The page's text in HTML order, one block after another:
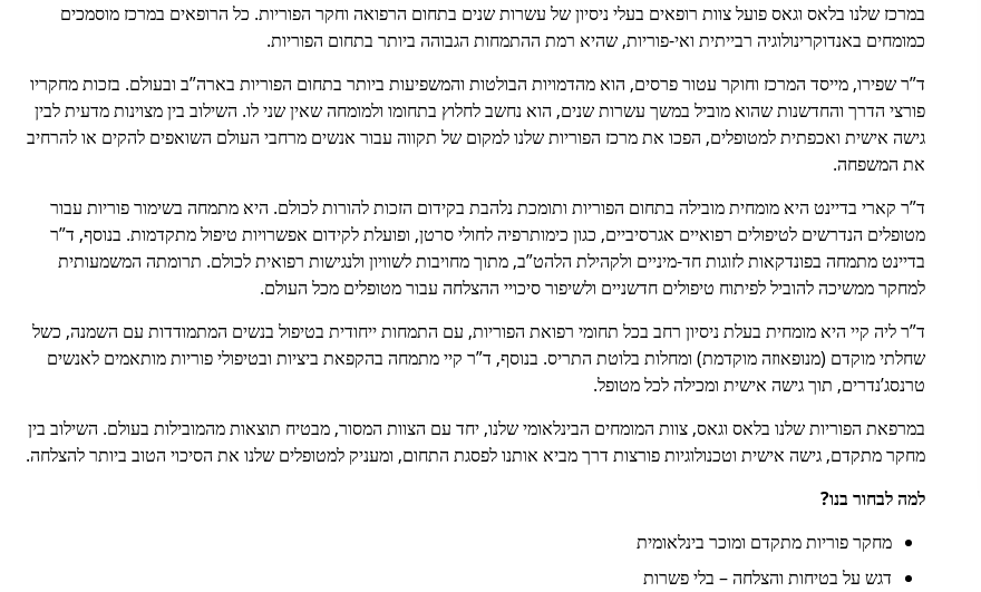
במרכז שלנו בלאס וגאס פועל צוות רופאים בעלי ניסיון של עשרות שנים בתחום הרפואה וחקר הפוריות. כל הרופאים במרכז מוסמכים
כמומחים באנדוקרינולוגיה רבייתית ואי-פוריות, שהיא רמת ההתמחות הגבוהה ביותר בתחום הפוריות.
ד”ר שפירו, מייסד המרכז וחוקר עטור פרסים, הוא מהדמויות הבולטות והמשפיעות ביותר בתחום הפוריות בארה”ב ובעולם. בזכות מחקריו
פורצי הדרך והחדשנות שהוא מוביל במשך עשרות שנים, הוא נחשב לחלוץ בתחומו ולמומחה שאין שני לו. השילוב בין מצוינות מדעית לבין
גישה אישית ואכפתית למטופלים, הפכו את מרכז הפוריות שלנו למקום של תקווה עבור אנשים מרחבי העולם השואפים להקים או להרחיב
את המשפחה.
ד”ר קארי בדיינט היא מומחית מובילה בתחום הפוריות ותומכת נלהבת בקידום הזכות להורות לכולם. היא מתמחה בשימור פוריות עבור
מטופלים הנדרשים לטיפולים רפואיים אגרסיביים, כגון כימותרפיה לחולי סרטן, ופועלת לקידום אפשרויות טיפול מתקדמות. בנוסף, ד”ר
בדיינט מתמחה בפונדקאות לזוגות חד-מיניים ולקהילת הלהט”ב, מתוך מחויבות לשוויון ולנגישות רפואית לכולם. תרומתה המשמעותית
למחקר ממשיכה להוביל לפיתוח טיפולים חדשניים ולשיפור סיכויי ההצלחה עבור מטופלים מכל העולם.
ד”ר ליה קיי היא מומחית בעלת ניסיון רחב בכל תחומי רפואת הפוריות, עם התמחות ייחודית בטיפול בנשים המתמודדות עם השמנה, כשל
שחלתי מוקדם (מנופאוזה מוקדמת) ומחלות בלוטת התריס. בנוסף, ד”ר קיי מתמחה בהקפאת ביציות ובטיפולי פוריות מותאמים לאנשים
טרנסג’נדרים, תוך גישה אישית ומכילה לכל מטופל.
במרפאת הפוריות שלנו בלאס וגאס, צוות המומחים הבינלאומי שלנו, יחד עם הצוות המסור, מבטיח תוצאות מהמובילות בעולם. השילוב בין
מחקר מתקדם, גישה אישית וטכנולוגיות פורצות דרך מביא אותנו לפסגת התחום, ומעניק למטופלים שלנו את הסיכוי הטוב ביותר להצלחה.
למה לבחור בנו?
מחקר פוריות מתקדם ומוכר בינלאומית
דגש על בטיחות והצלחה – בלי פשרות